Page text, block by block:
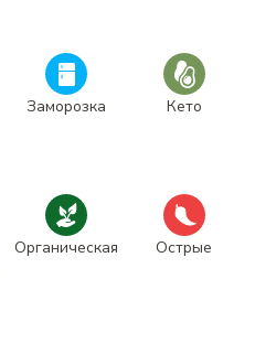
Заморозка Кето
Органическая Острые